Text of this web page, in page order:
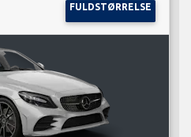
FULDSTØRRELSE